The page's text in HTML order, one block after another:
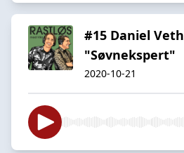
#15 Daniel
"Søvnekspert"
2020-10-21